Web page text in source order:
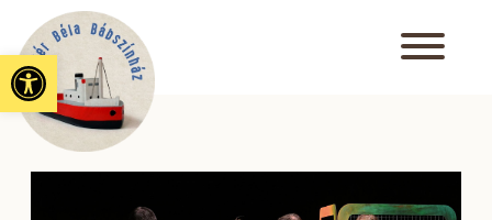
Eszköztár megnyitása